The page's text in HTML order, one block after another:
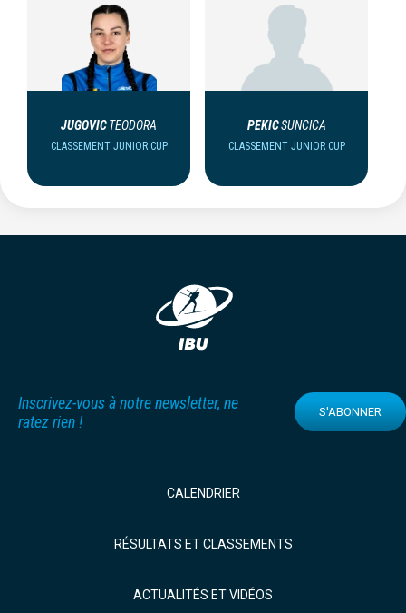
JUGOVICTEODORA
CLASSEMENT JUNIOR CUP
PEKICSUNCICA
CLASSEMENT JUNIOR CUP
Inscrivez-vous à notre newsletter, ne
ratez rien !
S'ABONNER
CALENDRIER
RÉSULTATS ET CLASSEMENTS
ACTUALITÉS ET VIDÉOS